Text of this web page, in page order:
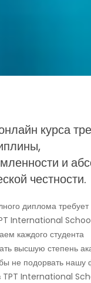
курса
и
честности.
диплома требует
International
каждого студента
высшую степень
не подорвать
TPT International